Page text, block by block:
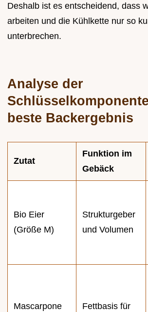
Deshalb ist es entscheidend, dass
arbeiten und die Kühlkette nur so
unterbrechen.
Analyse der
beste Backergebnis
Zutat
Funktion im
Gebäck
Bio Eier
(Größe M)
Strukturgeber
und Volumen
Mascarpone
Fettbasis für